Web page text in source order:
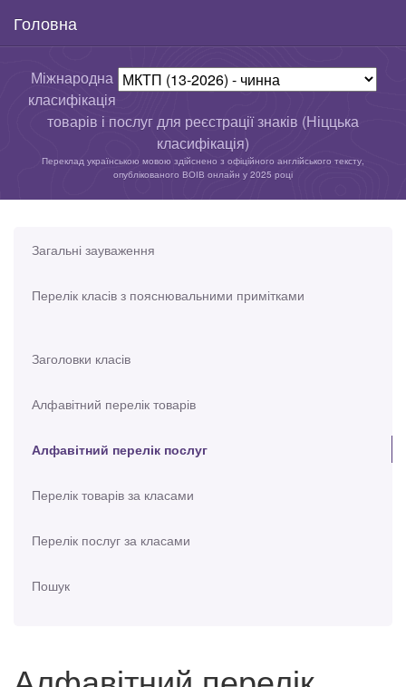
Головна
Міжнародна
класифікація
товарів і послуг для реєстрації знаків (Ніццька
класифікація)
Переклад українською мовою здійснено з офіційного англійського тексту,
опублікованого ВОІВ онлайн у 2025 році
Загальні зауваження
Перелік класів з пояснювальними примітками
Заголовки класів
Алфавітний перелік товарів
Алфавітний перелік послуг
Перелік товарів за класами
Перелік послуг за класами
Пошук